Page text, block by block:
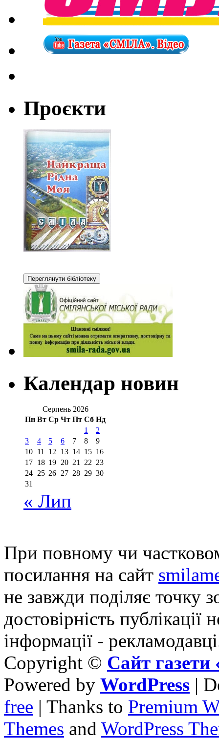
Проєкти
Календар новин
Серпень 2026
Пн Вт Ср Чт Пт Сб Нд
1
2
3
4 5 6 7 8
9
10 11 12 13 14 15 16
17 18 19 20 21 22 23
24 25 26 27 28 29 30
31
« Лип
При повному чи
посилання на сайт
не завжди поділяє точку
достовірність публікації
інформації -
Copyright © Сайт
Powered by WordPress |
free | Thanks to Premium
Themes and WordPress